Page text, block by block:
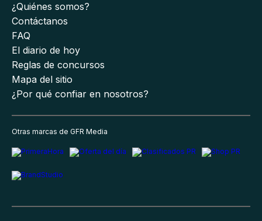
¿Quiénes somos?
Contáctanos
FAQ
El diario de hoy
Reglas de concursos
Mapa del sitio
¿Por qué confiar en nosotros?
Otras marcas de GFR Media